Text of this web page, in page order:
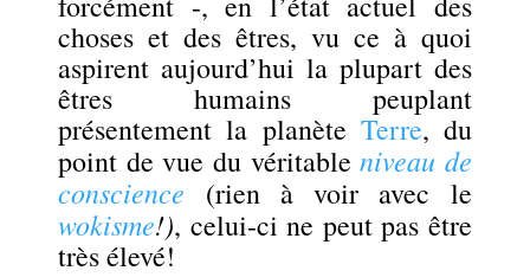
choses et des êtres, vu ce à quoi
aspirent aujourd’hui la plupart des
êtres humains peuplant
présentement la planète Terre, du
point de vue du véritableniveau de
conscience (rien à voir avec le
wokisme!), celui-ci ne peut pas être
très élevé!